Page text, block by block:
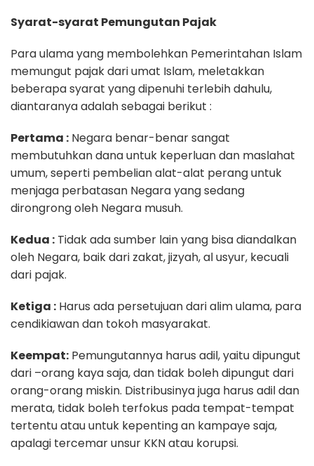
Syarat-syarat Pemungutan Pajak
Para ulama yang membolehkan Pemerintahan Islam
memungut pajak dari umat Islam, meletakkan
beberapa syarat yang dipenuhi terlebih dahulu,
diantaranya adalah sebagai berikut :
Pertama : Negara benar-benar sangat
membutuhkan dana untuk keperluan dan maslahat
umum, seperti pembelian alat-alat perang untuk
menjaga perbatasan Negara yang sedang
dirongrong oleh Negara musuh.
Kedua : Tidak ada sumber lain yang bisa diandalkan
oleh Negara, baik dari zakat, jizyah, al usyur, kecuali
dari pajak.
Ketiga : Harus ada persetujuan dari alim ulama, para
cendikiawan dan tokoh masyarakat.
Keempat: Pemungutannya harus adil, yaitu dipungut
dari –orang kaya saja, dan tidak boleh dipungut dari
orang-orang miskin. Distribusinya juga harus adil dan
merata, tidak boleh terfokus pada tempat-tempat
tertentu atau untuk kepenting an kampaye saja,
apalagi tercemar unsur KKN atau korupsi.